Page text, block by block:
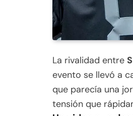
La rivalidad entre
evento se llevó a
que parecía una
tensión que